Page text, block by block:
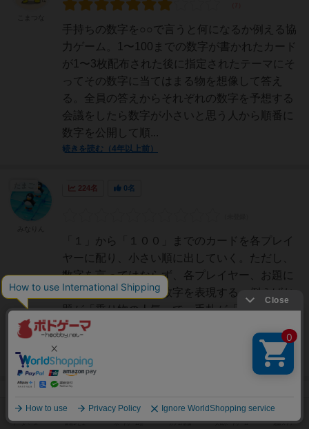
手持ちの数字を○○で言うと何になるか例える協
力ゲーム。1〜100までの数字が書かれたカード
が1〜3枚配布された後に指定されたテーマにそ
ってその数字に当てはまる物を想像して答え
る。全員の答えからそれぞれの数字を予想する
会議をしたら数字が小さいと思う人から順番に
数字を公開して順...
続きを読む（4年以上前）
224名 0名
「１」から「１００」までのカードを各プレイ
ヤーに配り、小さい順に出していく。ただし、
数字を言ってはならず、各プレイヤー、お題に
沿ったモノで、その数字を表現する。例えばお
題が「乗り物の人気」で、手札が「４５」だっ
たら「高速バス」とか、手札が「９１」だった
続きを読む（4年以上前）